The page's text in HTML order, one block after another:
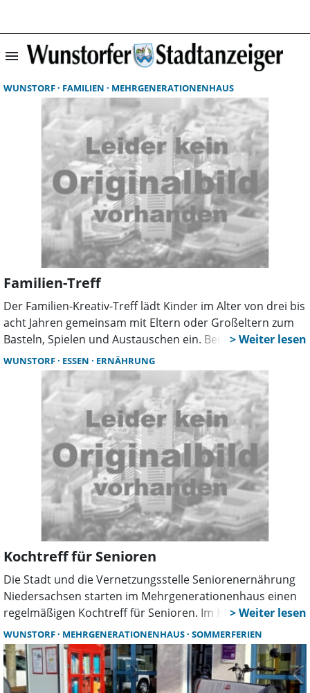
menu
WUNSTORF FAMILIEN MEHRGENERATIONENHAUS
Familien-Treff
Der Familien-Kreativ-Treff lädt Kinder im Alter von drei bis
acht Jahren gemeinsam mit Eltern oder Großeltern zum
Basteln, Spielen und Austauschen ein. Beim nächsten
Termin gestalten die Teilnehmer individuelle
Schatzkästchen. Auch Geschwister sind willkommen.
WUNSTORF ESSEN ERNÄHRUNG
Kochtreff für Senioren
Die Stadt und die Vernetzungsstelle Seniorenernährung
Niedersachsen starten im Mehrgenerationenhaus einen
regelmäßigen Kochtreff für Senioren. Im Mittelpunkt
stehen günstige, gesunde Gerichte, gemeinsames Essen
und der Austausch mit anderen Menschen.
WUNSTORF MEHRGENERATIONENHAUS SOMMERFERIEN